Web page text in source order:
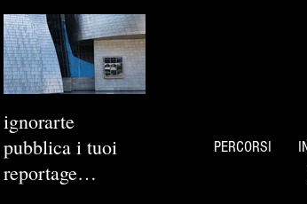
ignorarte
pubblica i tuoi
reportage
PERCORSI